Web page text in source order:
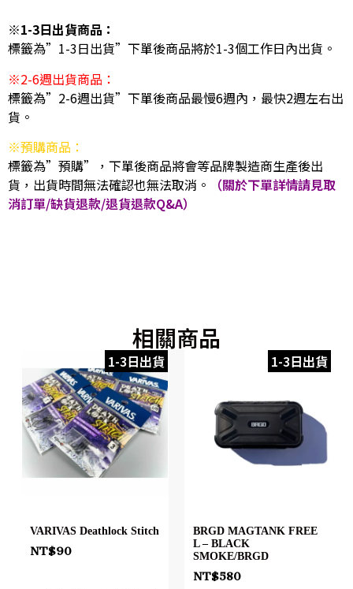
※1-3日出貨商品：
標籤為”1-3日出貨”下單後商品將於1-3個工作日內出貨。
※2-6週出貨商品：
標籤為”2-6週出貨”下單後商品最慢6週內，最快2週左右出
貨。
※預購商品：
標籤為”預購”，下單後商品將會等品牌製造商生產後出
貨，出貨時間無法確認也無法取消。
（關於下單詳情請見取
消訂單/缺貨退款/退貨退款Q&A）
相關商品
1-3日出貨
VARIVAS Deathlock Stitch
NT$90
1-3日出貨
BRGD MAGTANK FREE
L – BLACK
SMOKE/BRGD
NT$580